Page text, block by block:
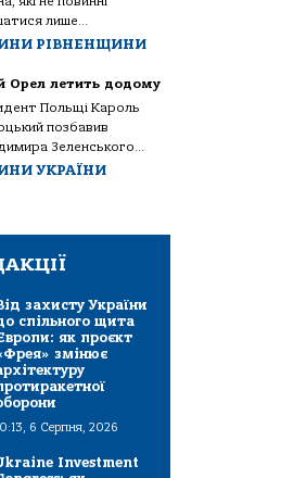
лише...
РІВНЕНЩИНИ
Орел летить додому
Польщі Кароль
позбавив
Зеленського...
УКРАЇНИ
захисту України
спільного щита
як проєкт
змінює
6 Серпня, 2026
Investment